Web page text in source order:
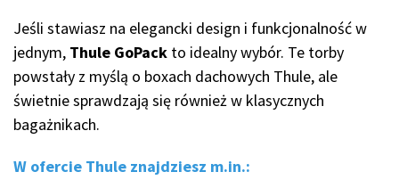
Jeśli stawiasz na elegancki design i funkcjonalność w
jednym, Thule GoPack to idealny wybór. Te torby
powstały z myślą o boxach dachowych Thule, ale
świetnie sprawdzają się również w klasycznych
bagażnikach.
W ofercie Thule znajdziesz m.in.: